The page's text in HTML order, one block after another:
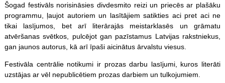
Šogad festivāls norisināsies divdesmito reizi un priecēs ar plašāku
programmu, ļaujot autoriem un lasītājiem satikties aci pret aci ne
tikai lasījumos, bet arī literārajās meistarklasēs un grāmatu
atvēršanas svētkos, pulcējot gan pazīstamus Latvijas rakstniekus,
gan jaunos autorus, kā arī īpaši aicinātus ārvalstu viesus.
Festivāla centrālie notikumi ir prozas darbu lasījumi, kuros literāti
uzstājas ar vēl nepublicētiem prozas darbiem un tulkojumiem.